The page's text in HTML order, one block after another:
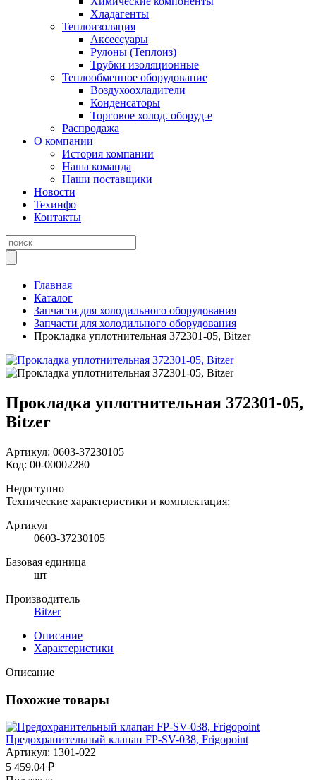
Хладагенты
Теплоизоляция
Аксессуары
Рулоны (Теплоиз)
Трубки изоляционные
Теплообменное оборудование
Воздухоохладители
Конденсаторы
Торговое холод. оборуд-е
Распродажа
О компании
История компании
Наша команда
Наши поставщики
Новости
Техинфо
Контакты
Главная
Каталог
Запчасти для холодильного оборудования
Запчасти для холодильного оборудования
Прокладка уплотнительная 372301-05, Bitzer
Прокладка уплотнительная 372301-05,
Bitzer
Артикул: 0603-37230105
Код: 00-00002280
Недоступно
Технические характеристики и комплектация:
Артикул
0603-37230105
Базовая единица
шт
Производитель
Bitzer
Описание
Характеристики
Описание
Похожие товары
Предохранительный клапан FP-SV-038, Frigopoint
Артикул: 1301-022
5 459.04 ₽